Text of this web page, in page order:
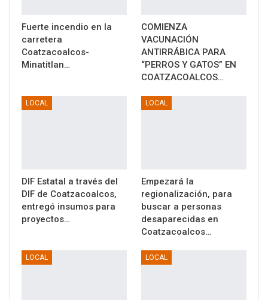
Fuerte incendio en la
carretera
Coatzacoalcos-
Minatitlan…
COMIENZA
VACUNACIÓN
ANTIRRÁBICA PARA
“PERROS Y GATOS” EN
COATZACOALCOS…
LOCAL
DIF Estatal a través del
DIF de Coatzacoalcos,
entregó insumos para
proyectos…
LOCAL
Empezará la
regionalización, para
buscar a personas
desaparecidas en
Coatzacoalcos…
LOCAL LOCAL